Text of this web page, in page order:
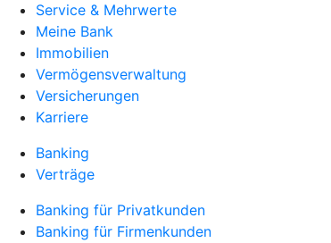
Service & Mehrwerte
Meine Bank
Immobilien
Vermögensverwaltung
Versicherungen
Karriere
Banking
Verträge
Banking für Privatkunden
Banking für Firmenkunden